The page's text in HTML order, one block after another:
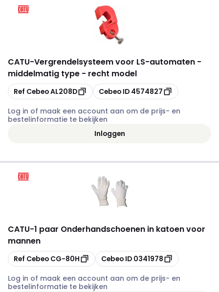
CATU-Vergrendelsysteem voor LS-automaten -
middelmatig type - recht model
Kopiëren
Ref CebeoAL208D Kopiëren
Cebeo ID 4574827
Log in of maak een account aan om de prijs- en
bestelinformatie te bekijken
Inloggen
CATU-1 paar Onderhandschoenen in katoen voor
mannen
Kopiëren
Ref Cebeo CG-80H Kopiëren
Cebeo ID 0341978
Log in of maak een account aan om de prijs- en
bestelinformatie te bekijken